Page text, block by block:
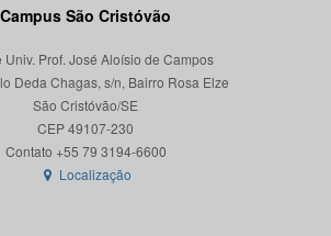
Campus São Cristóvão
Univ. Prof. José Aloísio de Campos
Deda Chagas, s/n, Bairro Rosa Elze
São Cristóvão/SE
CEP 49107-230
Localização